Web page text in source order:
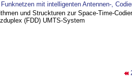
mit intelligenten Antennen-,
und Struckturen zur Space-Time-
(FDD) UMTS-System